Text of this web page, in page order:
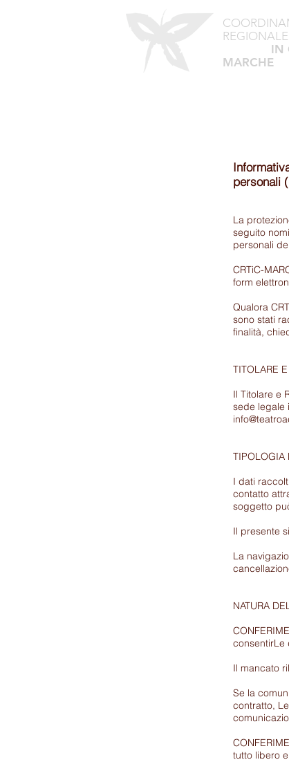
REGIONALE
IN
MARCHE
personali
La
seguito
personali
CRTiC-
form
Qualora
sono stati
finalità,
TITOLARE
Il Titolare e
sede legale
TIPOLOGIA
I dati
contatto
soggetto
Il presente
La
NATURA
consentirLe
Il mancato
Se la
contratto,
tutto libero